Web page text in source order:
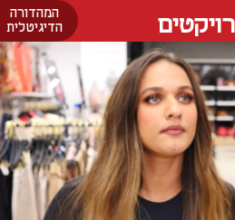
המהדורה
הדיגיטלית